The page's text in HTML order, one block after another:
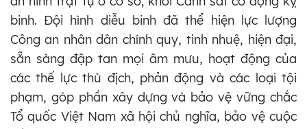
binh. Đội hình diễu binh đã thể hiện lực lượng
Công an nhân dân chính quy, tinh nhuệ, hiện đại,
sẵn sàng đập tan mọi âm mưu, hoạt động của
các thế lực thù địch, phản động và các loại tội
phạm, góp phần xây dựng và bảo vệ vững chắc
Tổ quốc Việt Nam xã hội chủ nghĩa, bảo vệ cuộc